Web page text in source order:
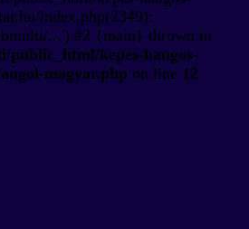
index.php(2349):
...') #2 {main} thrown in
public_html/kepes-hangos-
magyar.php on line 12